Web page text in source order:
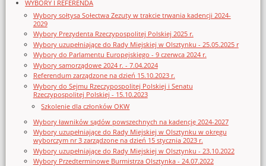
WYBORY I REFERENDA
Wybory sołtysa Sołectwa Zezuty w trakcie trwania kadencji 2024-
2029
Wybory Prezydenta Rzeczypospolitej Polskiej 2025 r.
Wybory uzupełniające do Rady Miejskiej w Olsztynku - 25.05.2025 r
Wybory do Parlamentu Europejskiego - 9 czerwca 2024 r.
Wybory samorządowe 2024 r. - 7.04.2024
Referendum zarządzone na dzień 15.10.2023 r.
Wybory do Sejmu Rzeczypospolitej Polskiej i Senatu
Rzeczypospolitej Polskiej - 15.10.2023
Szkolenie dla członków OKW
Wybory ławników sądów powszechnych na kadencję 2024-2027
Wybory uzupełniające do Rady Miejskiej w Olsztynku w okręgu
wyborczym nr 3 zarządzone na dzień 15 stycznia 2023 r.
Wybory uzupełniające do Rady Miejskiej w Olsztynku - 23.10.2022
Wybory Przedterminowe Burmistrza Olsztynka - 24.07.2022